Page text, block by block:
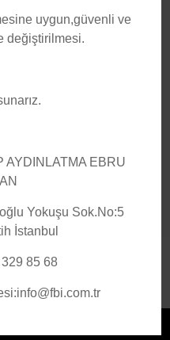
Tutturulabilir
Düz Zeminlere Monte
uygun,güvenli ve
değiştirilmesi.
AYDINLATMA EBRU
Yokuşu Sok.No:5
İstanbul
85 68